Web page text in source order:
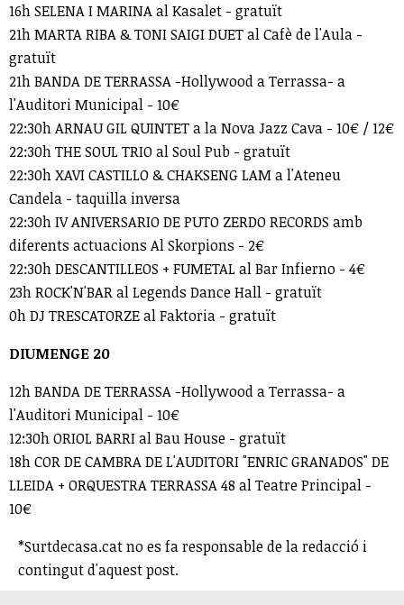
16h SELENA I MARINA al Kasalet - gratuït
21h MARTA RIBA & TONI SAIGI DUET al Cafè de l'Aula -
gratuït
21h BANDA DE TERRASSA -Hollywood a Terrassa- a
l'Auditori Municipal - 10€
22:30h ARNAU GIL QUINTET a la Nova Jazz Cava - 10€ / 12€
22:30h THE SOUL TRIO al Soul Pub - gratuït
22:30h XAVI CASTILLO & CHAKSENG LAM a l'Ateneu
Candela - taquilla inversa
22:30h IV ANIVERSARIO DE PUTO ZERDO RECORDS amb
diferents actuacions Al Skorpions - 2€
22:30h DESCANTILLEOS + FUMETAL al Bar Infierno - 4€
23h ROCK'N'BAR al Legends Dance Hall - gratuït
0h DJ TRESCATORZE al Faktoria - gratuït
DIUMENGE 20
12h BANDA DE TERRASSA -Hollywood a Terrassa- a
l'Auditori Municipal - 10€
12:30h ORIOL BARRI al Bau House - gratuït
18h COR DE CAMBRA DE L'AUDITORI "ENRIC GRANADOS" DE
LLEIDA + ORQUESTRA TERRASSA 48 al Teatre Principal -
10€
*Surtdecasa.cat no es fa responsable de la redacció i
contingut d'aquest post.